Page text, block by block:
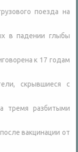
поезда на
в падении глыбы
к 17 годам
скрывшиеся с
тремя разбитыми
вакцинации от